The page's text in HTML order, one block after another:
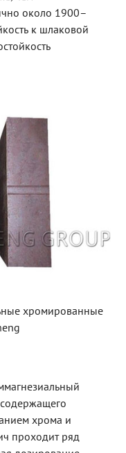
около 1900–
к шлаковой
хромированные
содержащего
хрома и
проходит ряд